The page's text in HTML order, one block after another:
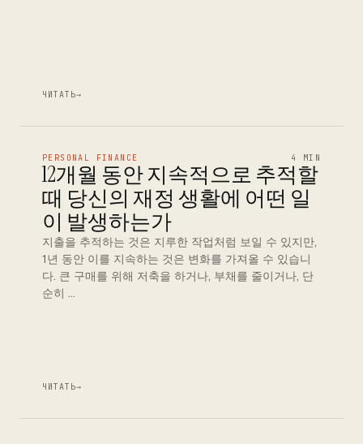
ЧИТАТЬ→
PERSONAL FINANCE 4 MIN
12개월 동안 지속적으로 추적할
때 당신의 재정 생활에 어떤 일
이 발생하는가
지출을 추적하는 것은 지루한 작업처럼 보일 수 있지만,
1년 동안 이를 지속하는 것은 변화를 가져올 수 있습니
다. 큰 구매를 위해 저축을 하거나, 부채를 줄이거나, 단
순히 …
ЧИТАТЬ→